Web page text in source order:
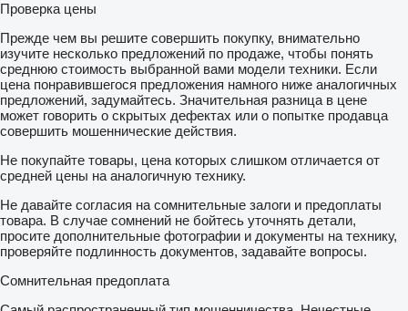
Проверка цены
Прежде чем вы решите совершить покупку, внимательно
изучите несколько предложений по продаже, чтобы понять
среднюю стоимость выбранной вами модели техники. Если
цена понравившегося предложения намного ниже аналогичных
предложений, задумайтесь. Значительная разница в цене
может говорить о скрытых дефектах или о попытке продавца
совершить мошеннические действия.
Не покупайте товары, цена которых слишком отличается от
средней цены на аналогичную технику.
Не давайте согласия на сомнительные залоги и предоплаты
товара. В случае сомнений не бойтесь уточнять детали,
просите дополнительные фотографии и документы на технику,
проверяйте подлинность документов, задавайте вопросы.
Сомнительная предоплата